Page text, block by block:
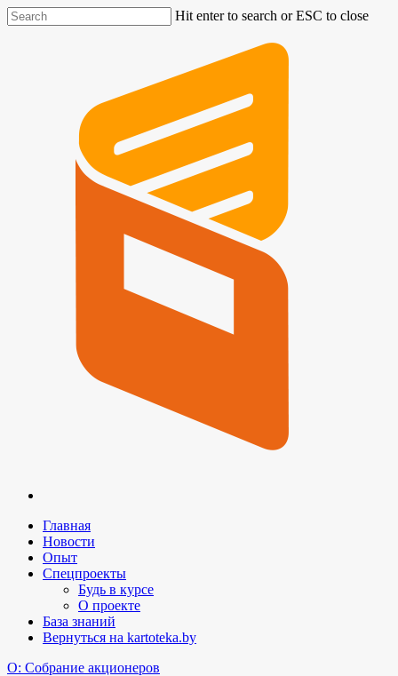
Hit enter to search or ESC to close
Главная
Новости
Опыт
Спецпроекты
Будь в курсе
О проекте
База знаний
Вернуться на kartoteka.by
O: Собрание акционеров